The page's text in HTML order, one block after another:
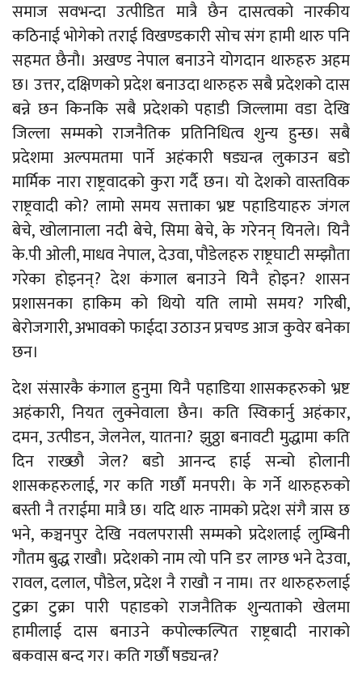
समाज सवभन्दा उत्पीडित मात्रै छैन दासत्वको नारकीय
कठिनाई भोगेको तराई विखण्डकारी सोच संग हामी थारु पनि
सहमत छैनौ। अखण्ड नेपाल बनाउने योगदान थारुहरु अहम
छ। उत्तर, दक्षिणको प्रदेश बनाउदा थारुहरु सबै प्रदेशको दास
बन्ने छन किनकि सबै प्रदेशको पहाडी जिल्लामा वडा देखि
जिल्ला सम्मको राजनैतिक प्रतिनिधित्व शुन्य हुन्छ। सबै
प्रदेशमा अल्पमतमा पार्ने अहंकारी षड्यन्त्र लुकाउन बडो
मार्मिक नारा राष्ट्रवादको कुरा गर्दै छन। यो देशको वास्तविक
राष्ट्रवादी को? लामो समय सत्ताका भ्रष्ट पहाडियाहरु जंगल
बेचे, खोलानाला नदी बेचे, सिमा बेचे, के गरेनन् यिनले। यिनै
के.पी ओली, माधव नेपाल, देउवा, पौडेलहरु राष्ट्रघाटी सम्झौता
गरेका होइनन्? देश कंगाल बनाउने यिनै होइन? शासन
प्रशासनका हाकिम को थियो यति लामो समय? गरिबी,
बेरोजगारी, अभावको फाईदा उठाउन प्रचण्ड आज कुवेर बनेका
छन।
देश संसारकै कंगाल हुनुमा यिनै पहाडिया शासकहरुको भ्रष्ट
अहंकारी, नियत लुक्नेवाला छैन। कति स्विकार्नु अहंकार,
दमन, उत्पीडन, जेलनेल, यातना? झुठ्ठा बनावटी मुद्धामा कति
दिन राख्छौ जेल? बडो आनन्द हाई सन्चो होलानी
शासकहरुलाई, गर कति गर्छाै मनपरी। के गर्ने थारुहरुको
बस्ती नै तराईमा मात्रै छ। यदि थारु नामको प्रदेश संगै त्रास छ
भने, कञ्चनपुर देखि नवलपरासी सम्मको प्रदेशलाई लुम्बिनी
गौतम बुद्ध राखौ। प्रदेशको नाम त्यो पनि डर लाग्छ भने देउवा,
रावल, दलाल, पौडेल, प्रदेश नै राखौ न नाम। तर थारुहरुलाई
टुक्रा टुक्रा पारी पहाडको राजनैतिक शुन्यताको खेलमा
हामीलाई दास बनाउने कपोल्कल्पित राष्ट्रबादी नाराको
बकवास बन्द गर। कति गर्छौ षड्यन्त्र?